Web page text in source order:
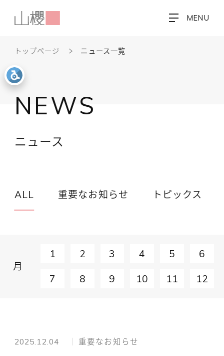
MENU
トップページ ニュース一覧
NEWS
ニュース
ALL 重要なお知らせ トピックス
月
1 2 3 4 5 6
7 8 9 10 11 12
2025.12.04 重要なお知らせ